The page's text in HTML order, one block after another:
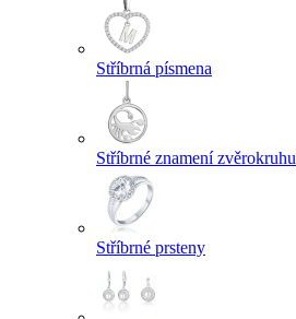
Stříbrná písmena
Stříbrné znamení zvěrokruhu
Stříbrné prsteny